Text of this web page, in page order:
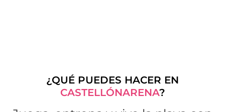
¿QUÉ PUEDES HACER EN
CASTELLÓNARENA?